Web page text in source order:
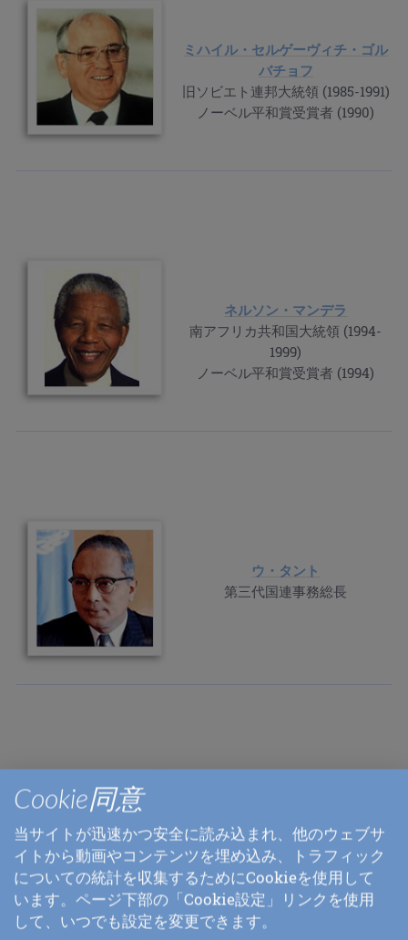
ミハイル・セルゲーヴィチ・ゴル
バチョフ
旧ソビエト連邦大統領 (1985-1991)
ノーベル平和賞受賞者 (1990)
ネルソン・マンデラ
南アフリカ共和国大統領 (1994-
1999)
ノーベル平和賞受賞者 (1994)
ウ・タント
第三代国連事務総長
マザー・テレサ
神の愛の宣教師会創設者
ノーベル平和賞受賞者 (1979)
Cookie同意
当サイトが迅速かつ安全に読み込まれ、他のウェブサ
イトから動画やコンテンツを埋め込み、トラフィック
についての統計を収集するためにCookieを使用して
います。ページ下部の「Cookie設定」リンクを使用
して、いつでも設定を変更できます。